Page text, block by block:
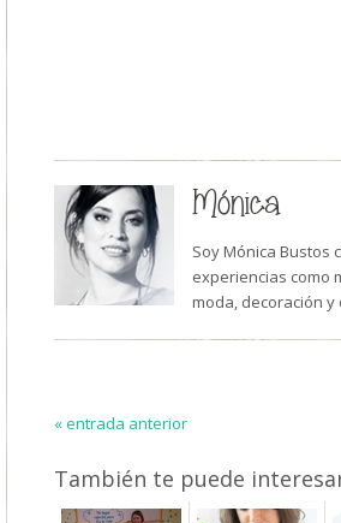
Mónica
Soy Mónica Bustos
experiencias como
moda, decoración
« entrada anterior
También te puede